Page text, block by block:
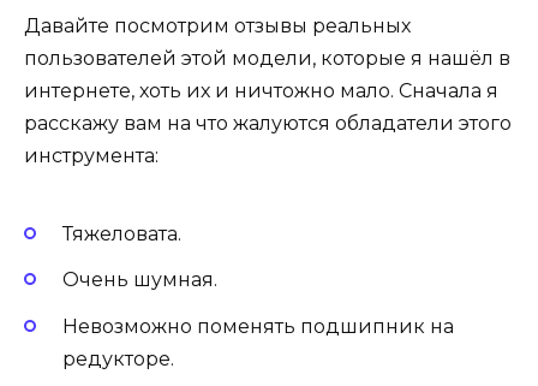
Давайте посмотрим отзывы реальных
пользователей этой модели, которые я нашёл в
интернете, хоть их и ничтожно мало. Сначала я
расскажу вам на что жалуются обладатели этого
инструмента:
Тяжеловата.
Очень шумная.
Невозможно поменять подшипник на
редукторе.